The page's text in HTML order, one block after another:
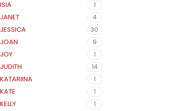
ISIA 1
JANET 4
JESSICA 30
JOAN 9
JOY 1
JUDITH 14
KATARIINA 1
KATE 1
KELLY 1